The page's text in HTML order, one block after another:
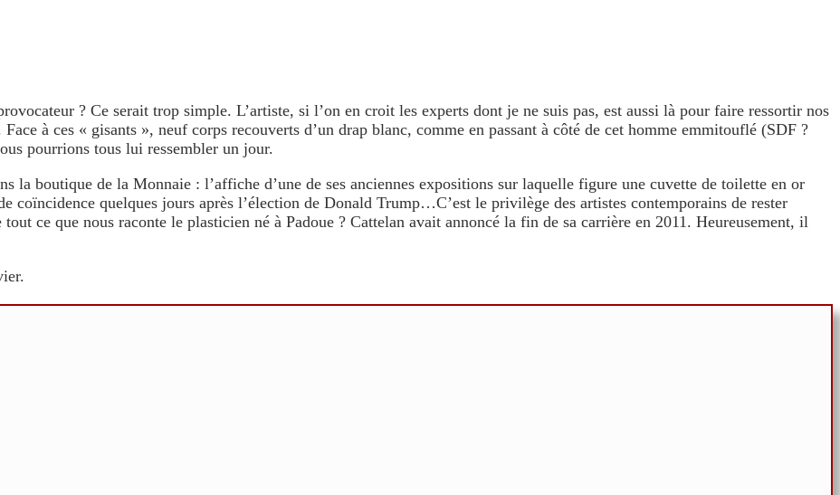
? Ce serait trop simple. L’artiste, si l’on en croit les experts dont je ne suis pas, est aussi là pour faire ressortir nos
à ces « gisants », neuf corps recouverts d’un drap blanc, comme en passant à côté de cet homme emmitouflé (SDF ?
pourrions tous lui ressembler un jour.
boutique de la Monnaie : l’affiche d’une de ses anciennes expositions sur laquelle figure une cuvette de toilette en or
quelques jours après l’élection de Donald Trump…C’est le privilège des artistes contemporains de rester
ce que nous raconte le plasticien né à Padoue ? Cattelan avait annoncé la fin de sa carrière en 2011. Heureusement, il